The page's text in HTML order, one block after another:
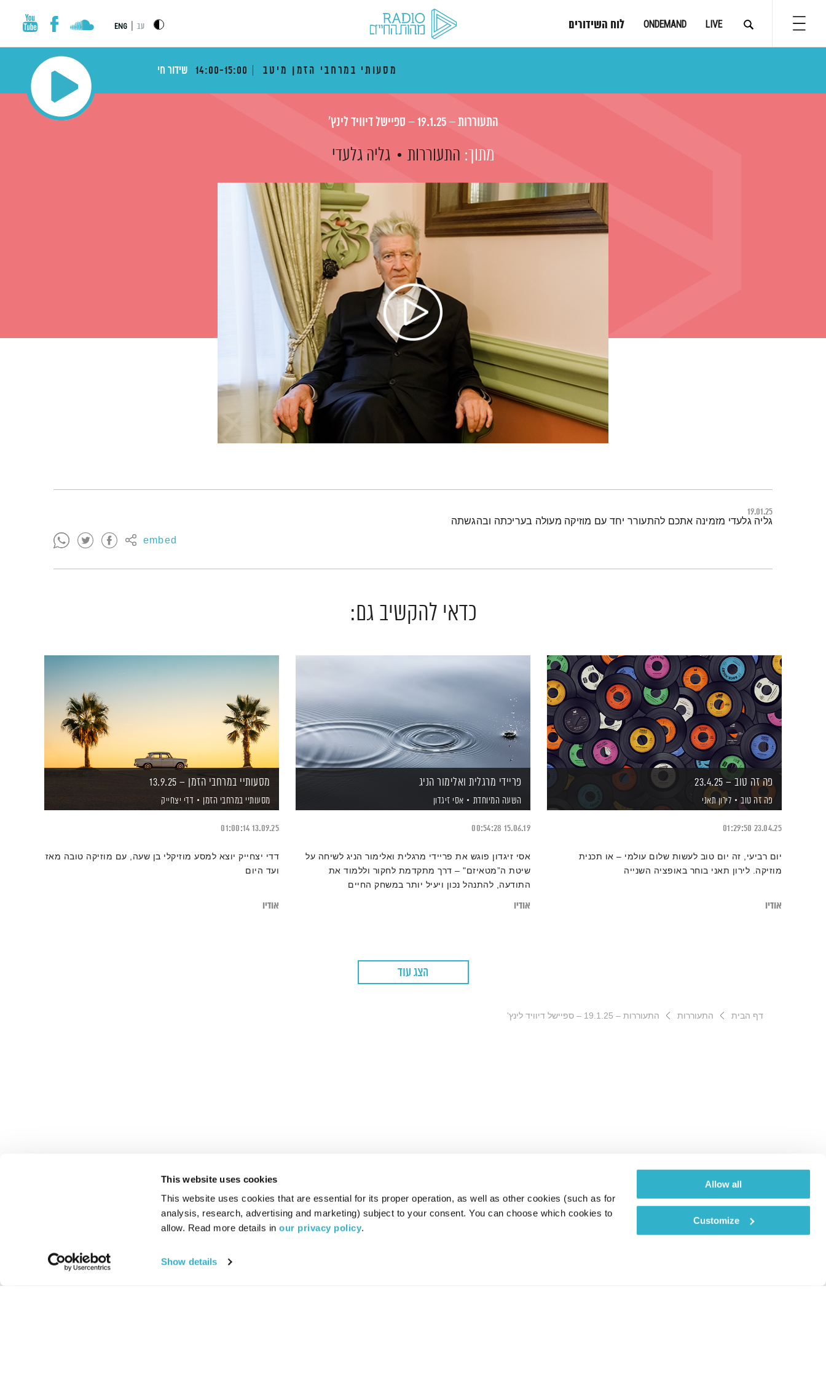
This website uses cookies
This website uses cookies that are essential for its proper operation, as well as other cookies (such as for
analysis, research, advertising and marketing) subject to your consent. You can choose which cookies to
allow. Read more details in our privacy policy.
Show details
Allow all
Customize
LIVE
ONDEMAND לוח השידורים עב ENG
מסעותי במרחבי הזמן מיטב 14:00-15:00 שידור חי
התעוררות – 19.1.25 – ספיישל דיוויד לינץ'
מתוך: התעוררות גליה גלעדי
19.01.25
embed
תמצית הפודקאסט
גליה גלעדי מזמינה אתכם להתעורר יחד עם מוזיקה מעולה בעריכתה ובהגשתה
כדאי להקשיב גם:
פה זה טוב – 23.4.25
פה זה טוב לירון תאני
23.04.25
01:29:50
יום רביעי, זה יום טוב לעשות שלום עולמי – או תכנית
מוזיקה. לירון תאני בוחר באופציה השנייה
אודיו
פריידי מרגלית ואלימור הניג
השעה המיוחדת אסי זיגדון
15.06.19
00:54:28
אסי זיגדון פוגש את פריידי מרגלית ואלימור הניג לשיחה על
שיטת ה”מטאיזם" – דרך מתקדמת לחקור וללמוד את
התודעה, להתנהל נכון ויעיל יותר במשחק החיים
אודיו
מסעותיי במרחבי הזמן – 13.9.25
מסעותיי במרחבי הזמן דדי יצחייק
13.09.25
01:00:14
דדי יצחייק יוצא למסע מוזיקלי בן שעה, עם מוזיקה טובה מאז
ועד היום
אודיו
הצג עוד
דף הבית התעוררות התעוררות – 19.1.25 – ספיישל דיוויד לינץ'